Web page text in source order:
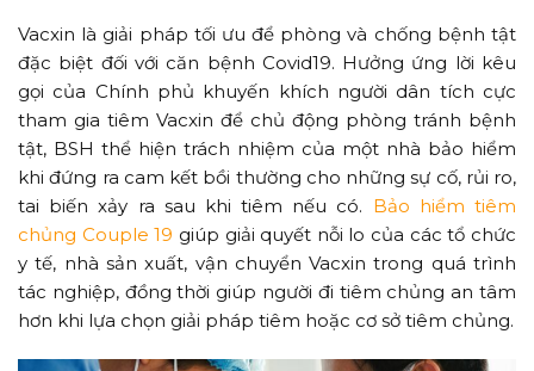
Vacxin là giải pháp tối ưu để phòng và chống bệnh tật
đặc biệt đối với căn bệnh Covid19. Hưởng ứng lời kêu
gọi của Chính phủ khuyến khích người dân tích cực
tham gia tiêm Vacxin để chủ động phòng tránh bệnh
tật, BSH thể hiện trách nhiệm của một nhà bảo hiểm
khi đứng ra cam kết bồi thường cho những sự cố, rủi ro,
tai biến xảy ra sau khi tiêm nếu có. Bảo hiểm tiêm
chủng Couple 19 giúp giải quyết nỗi lo của các tổ chức
y tế, nhà sản xuất, vận chuyển Vacxin trong quá trình
tác nghiệp, đồng thời giúp người đi tiêm chủng an tâm
hơn khi lựa chọn giải pháp tiêm hoặc cơ sở tiêm chủng.